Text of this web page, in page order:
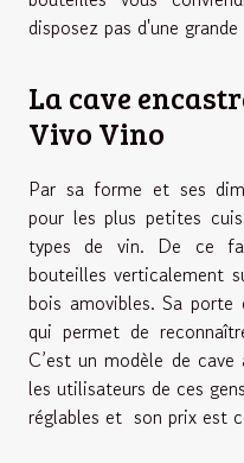
disposez pas d'une
La cave
Vivo Vino
Par sa forme et ses
pour les plus petites
types de vin. De ce
bouteilles verticalement
bois amovibles. Sa
qui permet de
C’est un modèle de
les utilisateurs de ces
réglables et son prix est